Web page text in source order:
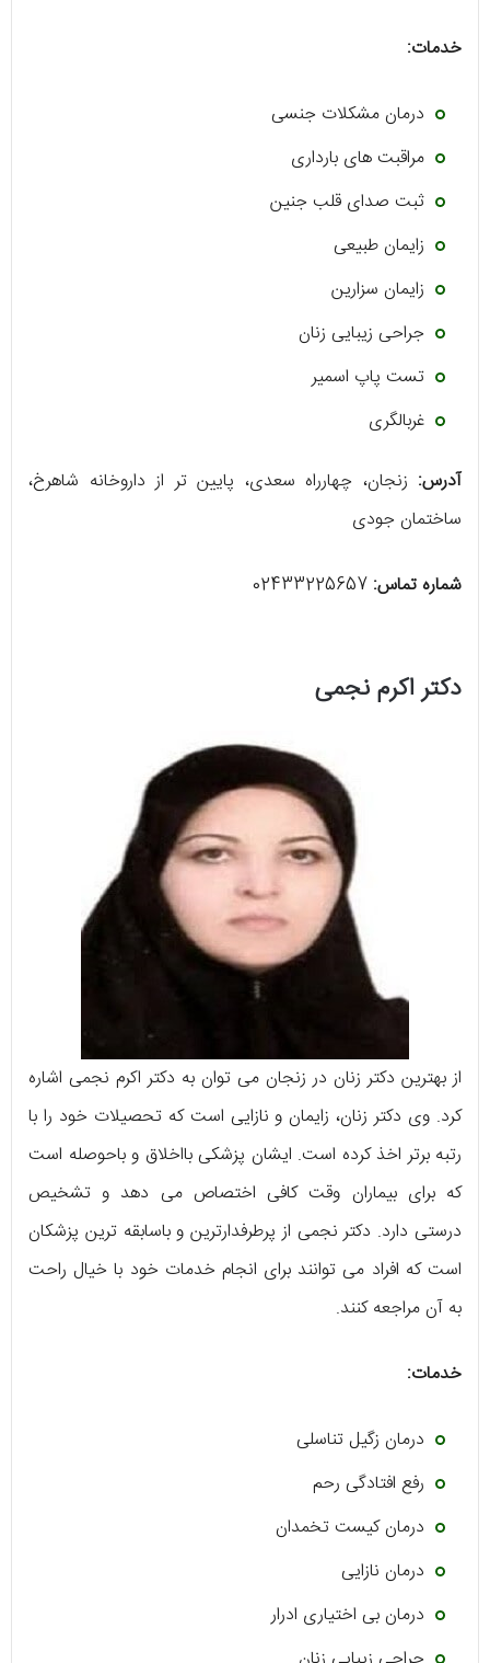
خدمات:
درمان مشکلات جنسی
مراقبت های بارداری
ثبت صدای قلب جنین
زایمان طبیعی
زایمان سزارین
جراحی زیبایی زنان
تست پاپ اسمیر
غربالگری
آدرس: زنجان، چهارراه سعدی، پایین تر از داروخانه شاهرخ،
ساختمان جودی
شماره تماس:
دکتر اکرم نجمی
از بهترین دکتر زنان در زنجان می توان به دکتر اکرم نجمی اشاره
کرد. وی دکتر زنان، زایمان و نازایی است که تحصیلات خود را با
رتبه برتر اخذ کرده است. ایشان پزشکی بااخلاق و باحوصله است
که برای بیماران وقت کافی اختصاص می دهد و تشخیص
درستی دارد. دکتر نجمی از پرطرفدارترین و باسابقه ترین پزشکان
است که افراد می توانند برای انجام خدمات خود با خیال راحت
به آن مراجعه کنند.
خدمات:
درمان زگیل تناسلی
رفع افتادگی رحم
درمان کیست تخمدان
درمان نازایی
درمان بی اختیاری ادرار